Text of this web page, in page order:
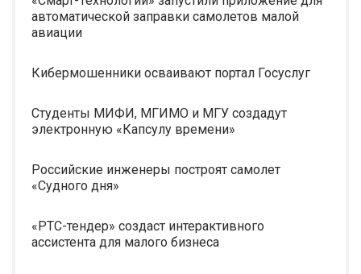
автоматической заправки самолетов малой
авиации
Кибермошенники осваивают портал Госуслуг
Студенты МИФИ, МГИМО и МГУ создадут
электронную «Капсулу времени»
Российские инженеры построят самолет
«Судного дня»
«РТС-тендер» создаст интерактивного
ассистента для малого бизнеса